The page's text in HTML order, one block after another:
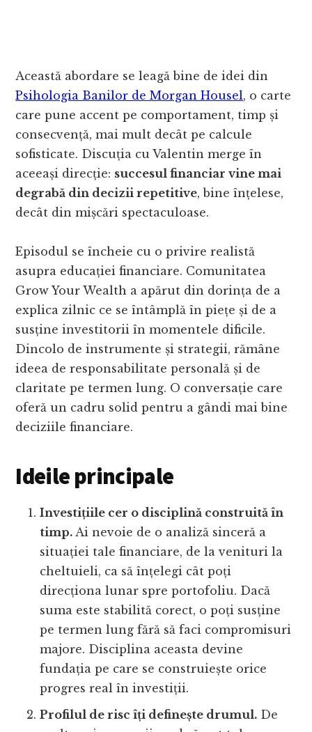
Această abordare se leagă bine de idei din
Psihologia Banilor de Morgan Housel, o carte
care pune accent pe comportament, timp și
consecvență, mai mult decât pe calcule
sofisticate. Discuția cu Valentin merge în
aceeași direcție: succesul financiar vine mai
degrabă din decizii repetitive, bine înțelese,
decât din mișcări spectaculoase.
Episodul se încheie cu o privire realistă
asupra educației financiare. Comunitatea
Grow Your Wealth a apărut din dorința de a
explica zilnic ce se întâmplă în piețe și de a
susține investitorii în momentele dificile.
Dincolo de instrumente și strategii, rămâne
ideea de responsabilitate personală și de
claritate pe termen lung. O conversație care
oferă un cadru solid pentru a gândi mai bine
deciziile financiare.
Ideile principale
Investițiile cer o disciplină construită în
timp. Ai nevoie de o analiză sinceră a
situației tale financiare, de la venituri la
cheltuieli, ca să înțelegi cât poți
direcționa lunar spre portofoliu. Dacă
suma este stabilită corect, o poți susține
pe termen lung fără să faci compromisuri
majore. Disciplina aceasta devine
fundația pe care se construiește orice
progres real în investiții.
Profilul de risc îți definește drumul. De